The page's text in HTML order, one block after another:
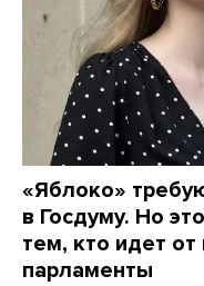
«Яблоко»
в Госдуму. Но
тем, кто идет
парламенты